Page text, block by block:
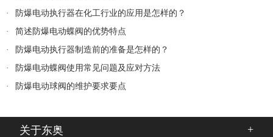
·
防爆电动执行器在化工行业的应用是怎样的？
·
简述防爆电动蝶阀的优势特点
·
防爆电动执行器制造前的准备是怎样的？
·
防爆电动蝶阀使用常见问题及应对方法
·
防爆电动球阀的维护要求要点
关于东奥 +